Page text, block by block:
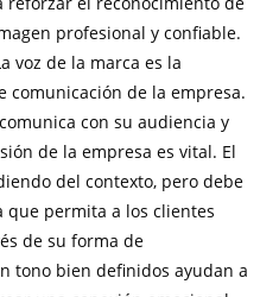
profesional y confiable.
voz de la marca es la
comunicación de la empresa.
con su audiencia y
de la empresa es vital. El
del contexto, pero debe
que permita a los clientes
de su forma de
tono bien definidos ayudan a